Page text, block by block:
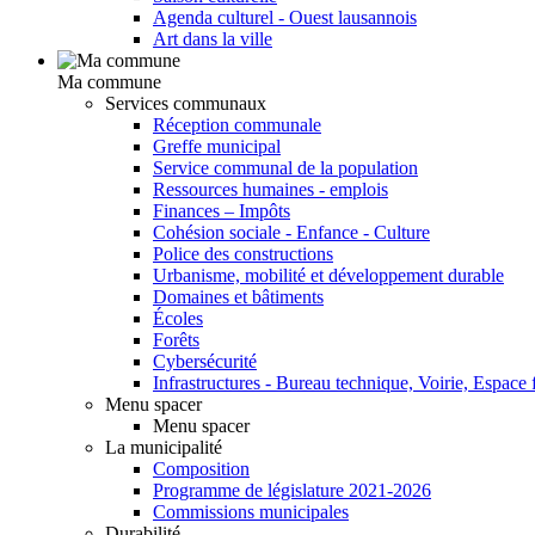
Agenda culturel - Ouest lausannois
Art dans la ville
Ma commune
Services communaux
Réception communale
Greffe municipal
Service communal de la population
Ressources humaines - emplois
Finances – Impôts
Cohésion sociale - Enfance - Culture
Police des constructions
Urbanisme, mobilité et développement durable
Domaines et bâtiments
Écoles
Forêts
Cybersécurité
Infrastructures - Bureau technique, Voirie, Espace
Menu spacer
Menu spacer
La municipalité
Composition
Programme de législature 2021-2026
Commissions municipales